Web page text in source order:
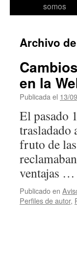
somos
Archivo
en la
Publicada el 13/
El pasado
trasladado
fruto de
ventajas …
Publicado en
Perfiles de autor,